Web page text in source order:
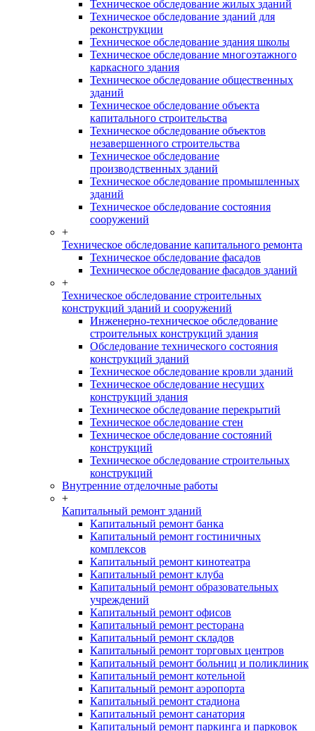
Техническое обследование жилых зданий
Техническое обследование зданий для
реконструкции
Техническое обследование здания школы
Техническое обследование многоэтажного
каркасного здания
Техническое обследование общественных
зданий
Техническое обследование объекта
капитального строительства
Техническое обследование объектов
незавершенного строительства
Техническое обследование
производственных зданий
Техническое обследование промышленных
зданий
Техническое обследование состояния
сооружений
+
Техническое обследование капитального ремонта
Техническое обследование фасадов
Техническое обследование фасадов зданий
+
Техническое обследование строительных
конструкций зданий и сооружений
Инженерно-техническое обследование
строительных конструкций здания
Обследование технического состояния
конструкций зданий
Техническое обследование кровли зданий
Техническое обследование несущих
конструкций здания
Техническое обследование перекрытий
Техническое обследование стен
Техническое обследование состояний
конструкций
Техническое обследование строительных
конструкций
Внутренние отделочные работы
+
Капитальный ремонт зданий
Капитальный ремонт банка
Капитальный ремонт гостиничных
комплексов
Капитальный ремонт кинотеатра
Капитальный ремонт клуба
Капитальный ремонт образовательных
учреждений
Капитальный ремонт офисов
Капитальный ремонт ресторана
Капитальный ремонт складов
Капитальный ремонт торговых центров
Капитальный ремонт больниц и поликлиник
Капитальный ремонт котельной
Капитальный ремонт аэропорта
Капитальный ремонт стадиона
Капитальный ремонт санатория
Капитальный ремонт паркинга и парковок